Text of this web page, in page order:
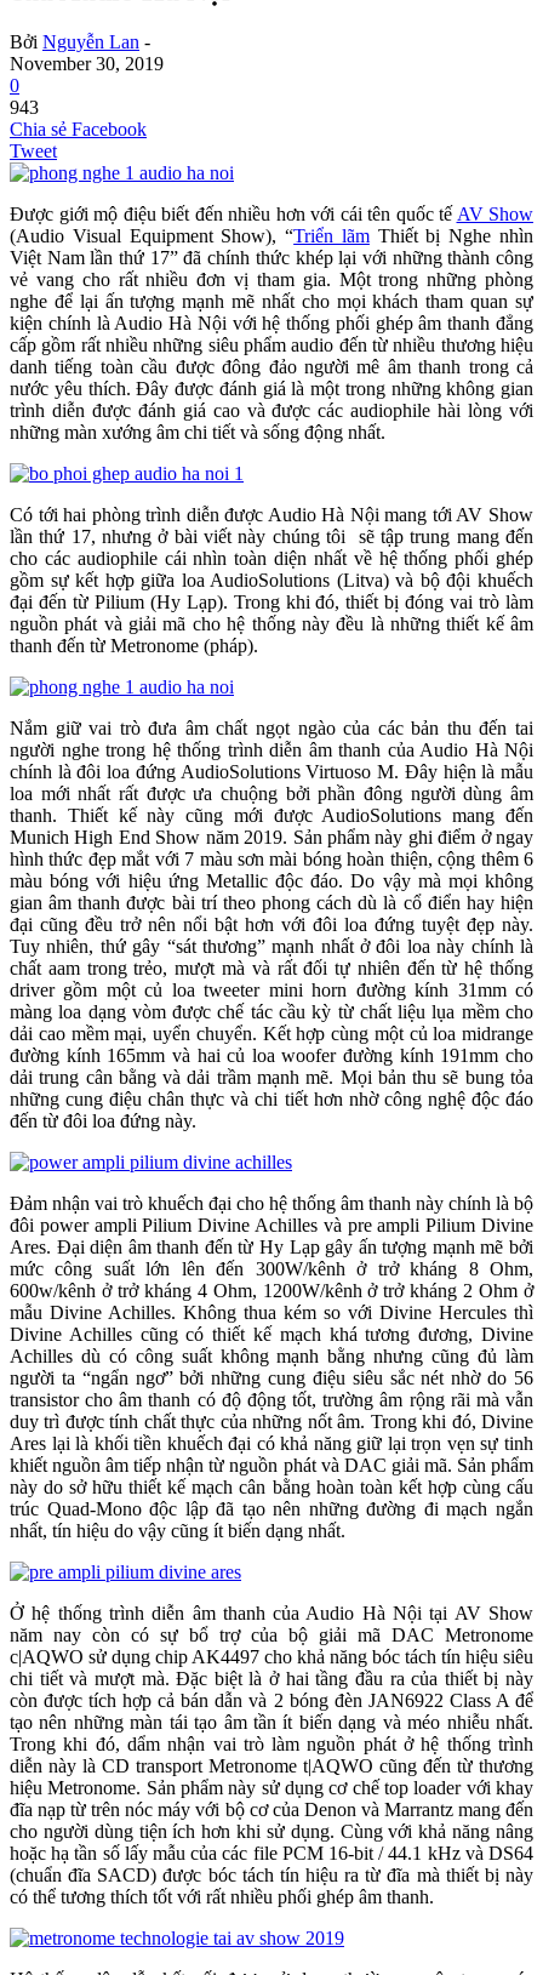
Bởi Nguyễn Lan -
November 30, 2019
0
943
Chia sẻ Facebook
Tweet
Được giới mộ điệu biết đến nhiều hơn với cái tên quốc tế AV Show
(Audio Visual Equipment Show), “Triển lãmThiết bị Nghe nhìn
Việt Nam lần thứ 17” đã chính thức khép lại với những thành công
vẻ vang cho rất nhiều đơn vị tham gia. Một trong những phòng
nghe để lại ấn tượng mạnh mẽ nhất cho mọi khách tham quan sự
kiện chính là Audio Hà Nội với hệ thống phối ghép âm thanh đẳng
cấp gồm rất nhiều những siêu phẩm audio đến từ nhiều thương hiệu
danh tiếng toàn cầu được đông đảo người mê âm thanh trong cả
nước yêu thích. Đây được đánh giá là một trong những không gian
trình diễn được đánh giá cao và được các audiophile hài lòng với
những màn xướng âm chi tiết và sống động nhất.
Có tới hai phòng trình diễn được Audio Hà Nội mang tới AV Show
lần thứ 17, nhưng ở bài viết này chúng tôi sẽ tập trung mang đến
cho các audiophile cái nhìn toàn diện nhất về hệ thống phối ghép
gồm sự kết hợp giữa loa AudioSolutions (Litva) và bộ đội khuếch
đại đến từ Pilium (Hy Lạp). Trong khi đó, thiết bị đóng vai trò làm
nguồn phát và giải mã cho hệ thống này đều là những thiết kế âm
thanh đến từ Metronome (pháp).
Nắm giữ vai trò đưa âm chất ngọt ngào của các bản thu đến tai
người nghe trong hệ thống trình diễn âm thanh của Audio Hà Nội
chính là đôi loa đứng AudioSolutions Virtuoso M. Đây hiện là mẫu
loa mới nhất rất được ưa chuộng bởi phần đông người dùng âm
thanh. Thiết kế này cũng mới được AudioSolutions mang đến
Munich High End Show năm 2019. Sản phẩm này ghi điểm ở ngay
hình thức đẹp mắt với 7 màu sơn mài bóng hoàn thiện, cộng thêm 6
màu bóng với hiệu ứng Metallic độc đáo. Do vậy mà mọi không
gian âm thanh được bài trí theo phong cách dù là cổ điển hay hiện
đại cũng đều trở nên nổi bật hơn với đôi loa đứng tuyệt đẹp này.
Tuy nhiên, thứ gây “sát thương” mạnh nhất ở đôi loa này chính là
chất aam trong trẻo, mượt mà và rất đối tự nhiên đến từ hệ thống
driver gồm một củ loa tweeter mini horn đường kính 31mm có
màng loa dạng vòm được chế tác cầu kỳ từ chất liệu lụa mềm cho
dải cao mềm mại, uyển chuyển. Kết hợp cùng một củ loa midrange
đường kính 165mm và hai củ loa woofer đường kính 191mm cho
dải trung cân bằng và dải trầm mạnh mẽ. Mọi bản thu sẽ bung tỏa
những cung điệu chân thực và chi tiết hơn nhờ công nghệ độc đáo
đến từ đôi loa đứng này.
Đảm nhận vai trò khuếch đại cho hệ thống âm thanh này chính là bộ
đôi power ampli Pilium Divine Achilles và pre ampli Pilium Divine
Ares. Đại diện âm thanh đến từ Hy Lạp gây ấn tượng mạnh mẽ bởi
mức công suất lớn lên đến 300W/kênh ở trở kháng 8 Ohm,
600w/kênh ở trở kháng 4 Ohm, 1200W/kênh ở trở kháng 2 Ohm ở
mẫu Divine Achilles. Không thua kém so với Divine Hercules thì
Divine Achilles cũng có thiết kế mạch khá tương đương, Divine
Achilles dù có công suất không mạnh bằng nhưng cũng đủ làm
người ta “ngẩn ngơ” bởi những cung điệu siêu sắc nét nhờ do 56
transistor cho âm thanh có độ động tốt, trường âm rộng rãi mà vẫn
duy trì được tính chất thực của những nốt âm. Trong khi đó, Divine
Ares lại là khối tiền khuếch đại có khả năng giữ lại trọn vẹn sự tinh
khiết nguồn âm tiếp nhận từ nguồn phát và DAC giải mã. Sản phẩm
này do sở hữu thiết kế mạch cân bằng hoàn toàn kết hợp cùng cấu
trúc Quad-Mono độc lập đã tạo nên những đường đi mạch ngắn
nhất, tín hiệu do vậy cũng ít biến dạng nhất.
Ở hệ thống trình diễn âm thanh của Audio Hà Nội tại AV Show
năm nay còn có sự bổ trợ của bộ giải mã DAC Metronome
c|AQWO sử dụng chip AK4497 cho khả năng bóc tách tín hiệu siêu
chi tiết và mượt mà. Đặc biệt là ở hai tầng đầu ra của thiết bị này
còn được tích hợp cả bán dẫn và 2 bóng đèn JAN6922 Class A để
tạo nên những màn tái tạo âm tần ít biến dạng và méo nhiễu nhất.
Trong khi đó, dẩm nhận vai trò làm nguồn phát ở hệ thống trình
diễn này là CD transport Metronome t|AQWO cũng đến từ thương
hiệu Metronome. Sản phẩm này sử dụng cơ chế top loader với khay
đĩa nạp từ trên nóc máy với bộ cơ của Denon và Marrantz mang đến
cho người dùng tiện ích hơn khi sử dụng. Cùng với khả năng nâng
hoặc hạ tần số lấy mẫu của các file PCM 16-bit / 44.1 kHz và DS64
(chuẩn đĩa SACD) được bóc tách tín hiệu ra từ đĩa mà thiết bị này
có thể tương thích tốt với rất nhiều phối ghép âm thanh.